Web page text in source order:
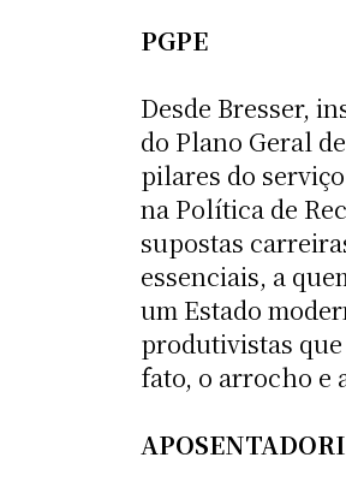
PGPE
Desde Bresser,
do Plano Geral
pilares do
na Política de
supostas
essenciais, a
um Estado
produtivistas
fato, o arrocho e